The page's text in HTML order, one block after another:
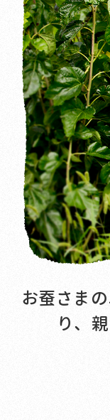
お蚕さま
り、